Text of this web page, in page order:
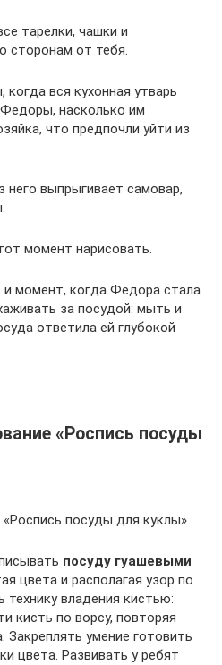
тарелки, чашки и
сторонам от тебя.
вся кухонная утварь
насколько им
что предпочли уйти из
него выпрыгивает самовар,
момент нарисовать.
момент, когда Федора стала
за посудой: мыть и
ответила ей глубокой
«Роспись посуды
посуды для куклы»
посуду гуашевыми
цвета и располагая узор по
владения кистью:
кисть по ворсу, повторяя
Закреплять умение готовить
цвета. Развивать у ребят